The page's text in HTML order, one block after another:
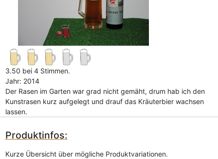
3.50 bei 4 Stimmen.
Jahr: 2014
Der Rasen im Garten war grad nicht gemäht, drum hab ich den
Kunstrasen kurz aufgelegt und drauf das Kräuterbier wachsen
lassen.
Produktinfos:
Kurze Übersicht über mögliche Produktvariationen.